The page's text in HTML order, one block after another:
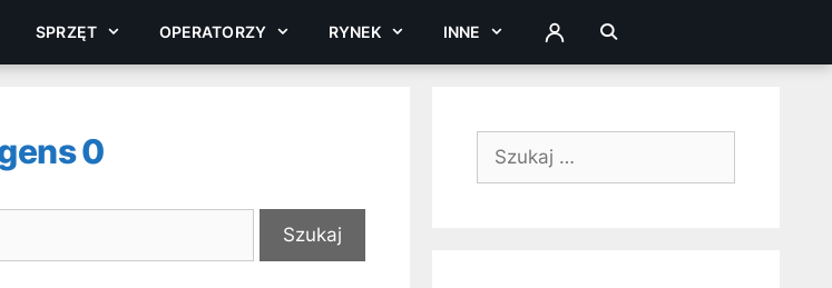
SPRZĘT OPERATORZY RYNEK INNE ZALOGUJ
0 Szukaj: